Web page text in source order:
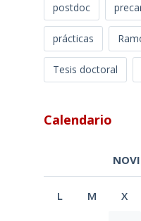
postdoc
prácticas
Tesis doctoral
Calendario
L M X